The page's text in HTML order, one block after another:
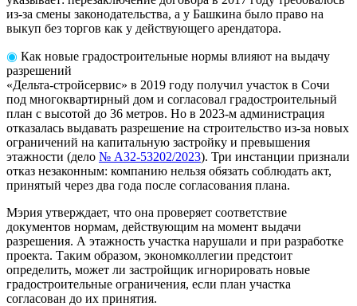
из-за смены законодательства, а у Башкина было право на
выкуп без торгов как у действующего арендатора.
◉ Как новые градостроительные нормы влияют на выдачу
разрешений
«Дельта-стройсервис» в 2019 году получил участок в Сочи
под многоквартирный дом и согласовал градостроительный
план с высотой до 36 метров. Но в 2023-м администрация
отказалась выдавать разрешение на строительство из-за новых
ограничений на капитальную застройку и превышения
этажности (дело № А32-53202/2023). Три инстанции признали
отказ незаконным: компанию нельзя обязать соблюдать акт,
принятый через два года после согласования плана.
Мэрия утверждает, что она проверяет соответствие
документов нормам, действующим на момент выдачи
разрешения. А этажность участка нарушали и при разработке
проекта. Таким образом, экономколлегии предстоит
определить, может ли застройщик игнорировать новые
градостроительные ограничения, если план участка
согласован до их принятия.